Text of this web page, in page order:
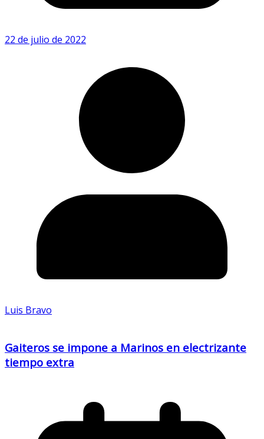
22 de julio de 2022
Luis Bravo
Gaiteros se impone a Marinos en electrizante
tiempo extra